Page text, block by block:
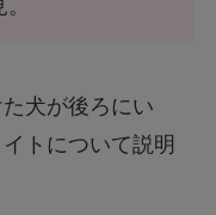
犬が後ろにい
トについて説明